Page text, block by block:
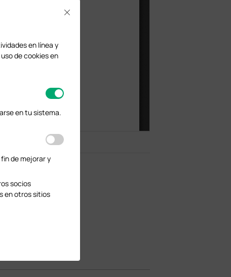
en línea y
de cookies en
en tu sistema.
de mejorar y
socios
en otros sitios
Close